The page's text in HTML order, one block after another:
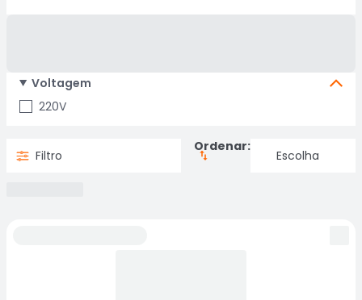
Voltagem
220V
Filtro
Ordenar: